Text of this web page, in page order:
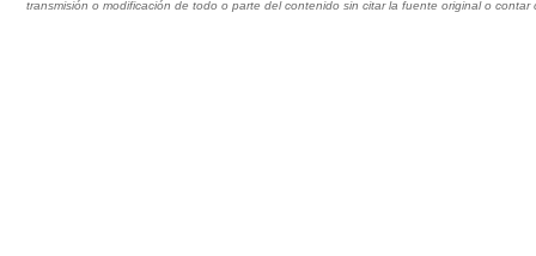
transmisión o modificación de todo o parte del contenido sin citar la fuente original o